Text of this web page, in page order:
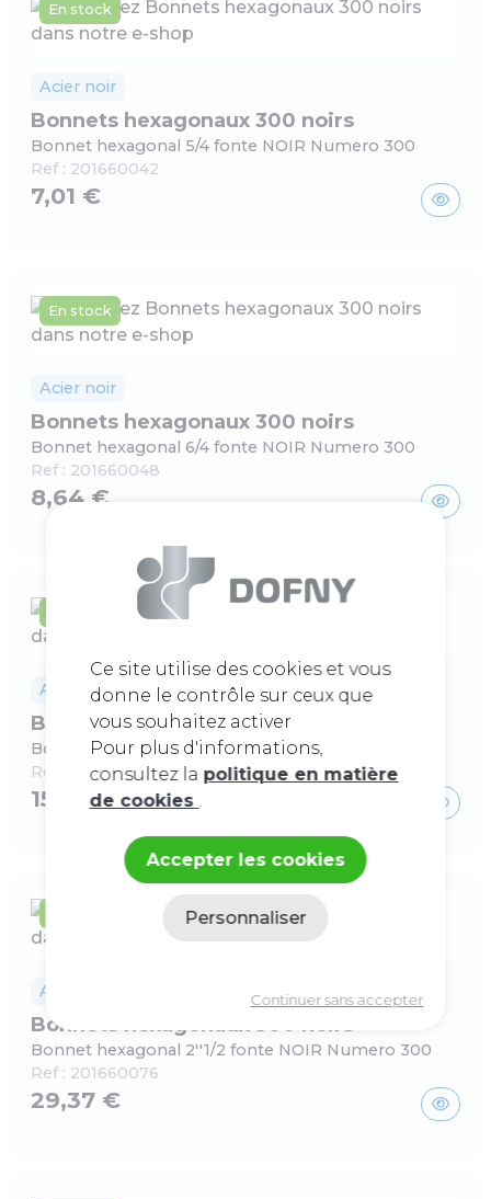
En stock
Acier noir
Bonnets hexagonaux 300 noirs
Bonnet hexagonal 5/4 fonte NOIR Numero 300
Ref : 201660042
7,01 €
En stock
Acier noir
Bonnets hexagonaux 300 noirs
Bonnet hexagonal 6/4 fonte NOIR Numero 300
Ref : 201660048
8,64 €
Acier noir
Bonnets hexagonaux 300 noirs
Bonnet hexagonal 2'' fonte NOIR Numero 300
Ref :
201660060
15,89 €
Acier noir
Bonnets hexagonaux 300 noirs
Bonnet hexagonal 2''1/2 fonte NOIR Numero 300
Ref : 201660076
29,37 €
Ce site utilise des cookies et vous
donne le contrôle sur ceux que
vous souhaitez activer
Pour plus d'informations,
consultez la politique en matière
de cookies .
Accepter les cookies
Continuer sans accepter
Personnaliser